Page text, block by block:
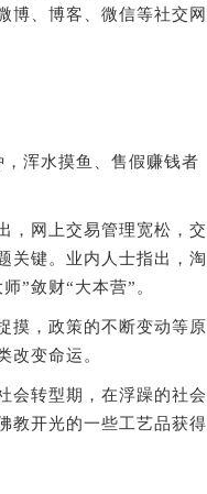
博、博客、微信等社交网
浑水摸鱼、售假赚钱者
网上交易管理宽松，交
关键。业内人士指出，淘
”敛财“大本营”。
，政策的不断变动等原
改变命运。
转型期，在浮躁的社会
教开光的一些工艺品获得